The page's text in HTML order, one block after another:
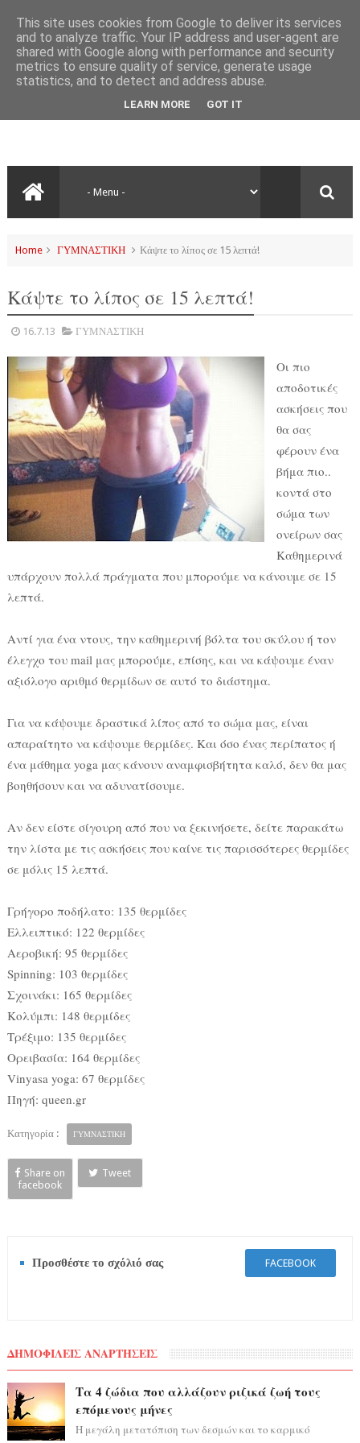
Home ΓΥΜΝΑΣΤΙΚΗ Κάψτε το λίπος σε 15 λεπτά!
Κάψτε το λίπος σε 15 λεπτά!
16.7.13 ΓΥΜΝΑΣΤΙΚΗ
Οι πιο
αποδοτικές
ασκήσεις που
θα σας
φέρουν ένα
βήμα πιο..
κοντά στο
σώμα των
ονείρων σας
Καθημερινά
υπάρχουν πολλά πράγματα που μπορούμε να κάνουμε σε 15
λεπτά.
Αντί για ένα ντους, την καθημερινή βόλτα του σκύλου ή τον
έλεγχο του mail μας μπορούμε, επίσης, και να κάψουμε έναν
αξιόλογο αριθμό θερμίδων σε αυτό το διάστημα.
Για να κάψουμε δραστικά λίπος από το σώμα μας, είναι
απαραίτητο να κάψουμε θερμίδες. Και όσο ένας περίπατος ή
ένα μάθημα yoga μας κάνουν αναμφισβήτητα καλό, δεν θα μας
βοηθήσουν και να αδυνατίσουμε.
Αν δεν είστε σίγουρη από που να ξεκινήσετε, δείτε παρακάτω
την λίστα με τις ασκήσεις που καίνε τις παρισσότερες θερμίδες
σε μόλις 15 λεπτά.
Γρήγορο ποδήλατο: 135 θερμίδες
Ελλειπτικό: 122 θερμίδες
Αεροβική: 95 θερμίδες
Spinning: 103 θερμίδες
Σχοινάκι: 165 θερμίδες
Κολύμπι: 148 θερμίδες
Τρέξιμο: 135 θερμίδες
Ορειβασία: 164 θερμίδες
Vinyasa yoga: 67 θερμίδες
Πηγή: queen.gr
Κατηγορία : ΓΥΜΝΑΣΤΙΚΗ
Share on
facebook
Tweet
Προσθέστε το σχόλιό σας FACEBOOK
ΔΗΜΟΦΙΛΕΙΣ ΑΝΑΡΤΗΣΕΙΣ
Τα 4 ζώδια που αλλάζουν ριζικά ζωή τους
επόμενους μήνες
Η μεγάλη μετατόπιση των δεσμών και το καρμικό
This site uses cookies from Google to deliver its services
and to analyze traffic. Your IP address and user-agent are
shared with Google along with performance and security
metrics to ensure quality of service, generate usage
statistics, and to detect and address abuse.
LEARN MORE GOT IT